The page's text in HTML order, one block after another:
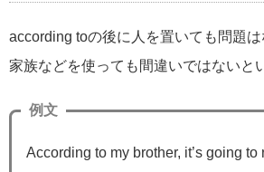
according toの後に人を置いても問題は
家族などを使っても間違いではないと
例文
According to my brother, it’s going to